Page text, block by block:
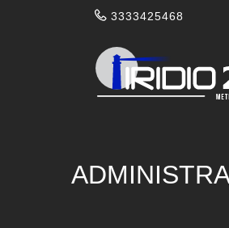
3333425468